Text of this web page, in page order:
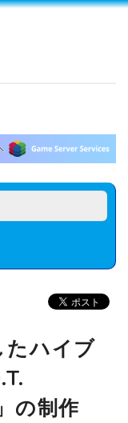
たハイブ
の制作